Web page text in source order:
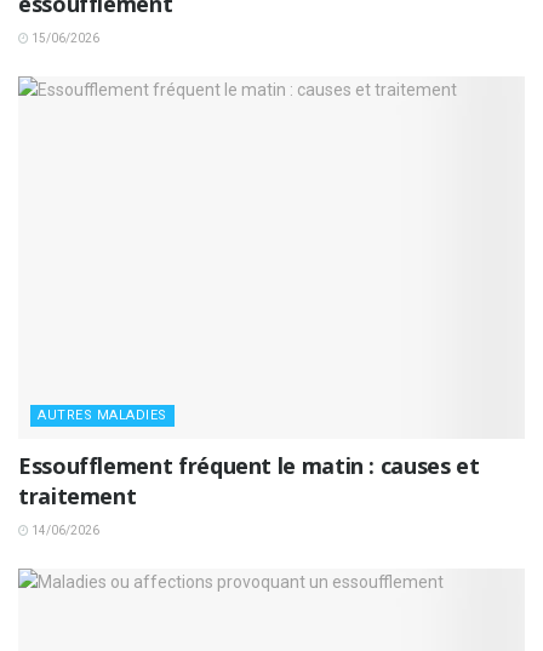
15/06/2026
AUTRES MALADIES
Essoufflement fréquent le matin : causes et
traitement
14/06/2026